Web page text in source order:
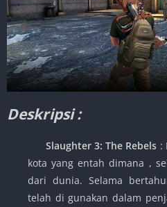
Deskripsi :
Slaughter 3: The Rebels :
kota yang entah dimana ,
dari dunia. Selama
telah di gunakan dalam